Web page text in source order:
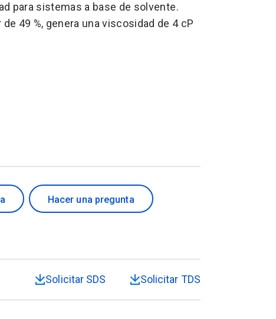
para sistemas a base de solvente.
49 %, genera una viscosidad de 4 cP
Hacer una pregunta
Solicitar SDS Solicitar TDS